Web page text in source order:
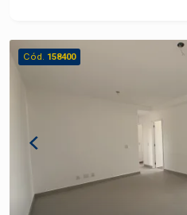
Cód. 158400